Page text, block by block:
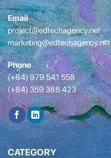
Email
project@edtechagency.net
marketing@edtechagency.net
Phone
(+84) 979 541 558
(+84) 359 388 423
CATEGORY